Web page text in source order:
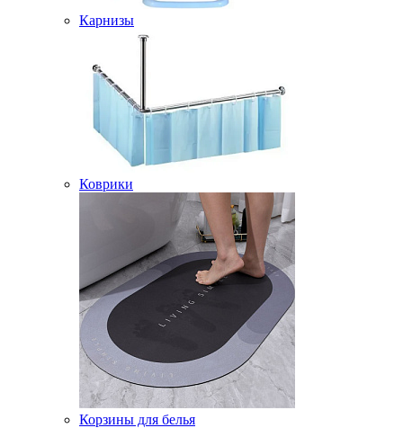
Карнизы
Коврики
Корзины для белья